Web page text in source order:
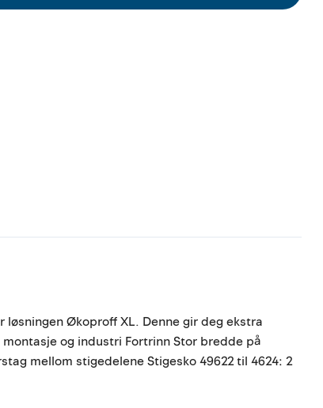
Økoproff XL. Denne gir deg ekstra
og industri Fortrinn Stor bredde på
mellom stigedelene Stigesko 49622 til 4624: 2